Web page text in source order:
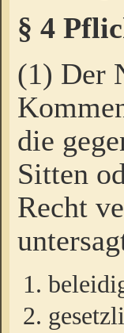
§ 4
(1) Der
die
Sitten
Recht